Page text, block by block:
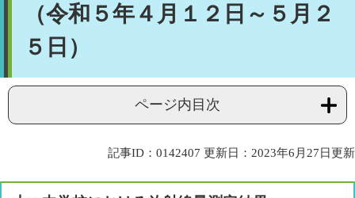
（令和５年４月１２日～５月２
５日）
ページ内目次
記事ID：0142407 更新日：2023年6月27日更新